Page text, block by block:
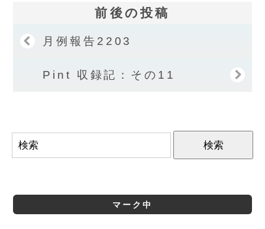
前後の投稿
月例報告2203
Pint 収録記：その11
マーク中